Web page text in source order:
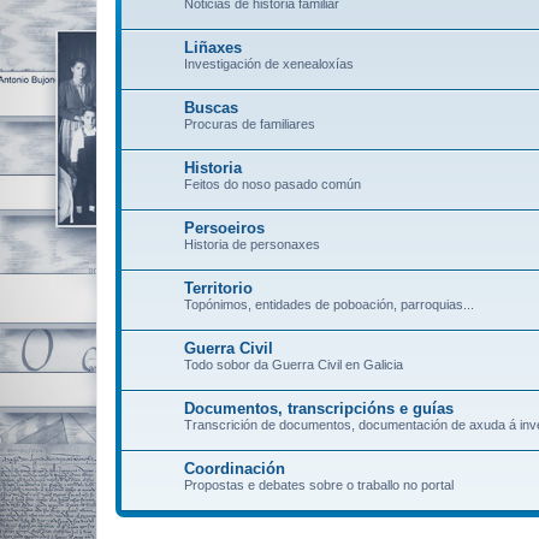
Noticias de historia familiar
Liñaxes
Investigación de xenealoxías
Buscas
Procuras de familiares
Historia
Feitos do noso pasado común
Persoeiros
Historia de personaxes
Territorio
Topónimos, entidades de poboación, parroquias...
Guerra Civil
Todo sobor da Guerra Civil en Galicia
Documentos, transcripcións e guías
Transcrición de documentos, documentación de axuda á
Coordinación
Propostas e debates sobre o traballo no portal